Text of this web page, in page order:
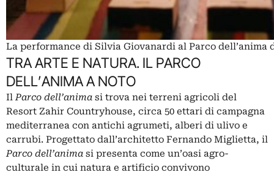
La performance di Silvia Giovanardi al Parco dell’anima
TRA ARTE E NATURA. IL PARCO
DELL’ANIMA A NOTO
IlParco dell’anima si trova nei terreni agricoli del
Resort Zahir Countryhouse, circa 50 ettari di campagna
mediterranea con antichi agrumeti, alberi di ulivo e
carrubi. Progettato dall’architetto Fernando Miglietta, il
Parco dell’anima si presenta come un’oasi agro-
culturale in cui natura e artificio convivono